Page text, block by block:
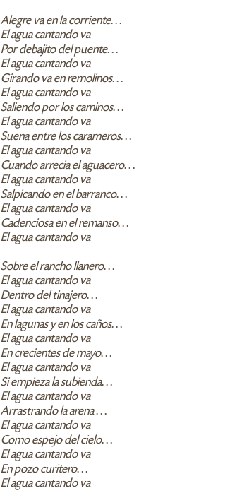
Alegre va en la corriente…
El agua cantando va
Por debajito del puente…
El agua cantando va
Girando va en remolinos…
El agua cantando va
Saliendo por los caminos…
El agua cantando va
Suena entre los carameros…
El agua cantando va
Cuando arrecia el aguacero…
El agua cantando va
Salpicando en el barranco…
El agua cantando va
Cadenciosa en el remanso…
El agua cantando va
Sobre el rancho llanero…
El agua cantando va
Dentro del tinajero…
El agua cantando va
En lagunas y en los caños…
El agua cantando va
En crecientes de mayo…
El agua cantando va
Si empieza la subienda…
El agua cantando va
Arrastrando la arena …
El agua cantando va
Como espejo del cielo…
El agua cantando va
En pozo curitero…
El agua cantando va